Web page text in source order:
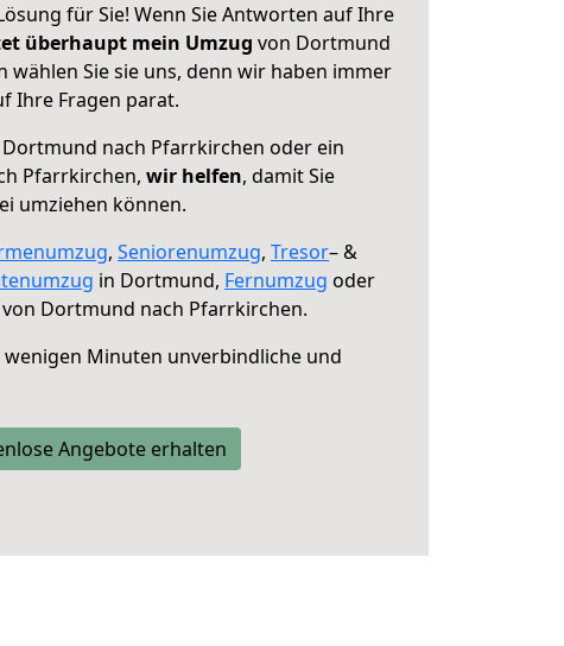
für Sie! Wenn Sie Antworten auf Ihre
überhaupt mein Umzug von Dortmund
wählen Sie sie uns, denn wir haben immer
Ihre Fragen parat.
nach Pfarrkirchen oder ein
Pfarrkirchen, wir helfen, damit Sie
umziehen können.
, Seniorenumzug, Tresor– &
in Dortmund, Fernumzug oder
von Dortmund nach Pfarrkirchen.
Minuten unverbindliche und
Angebote erhalten